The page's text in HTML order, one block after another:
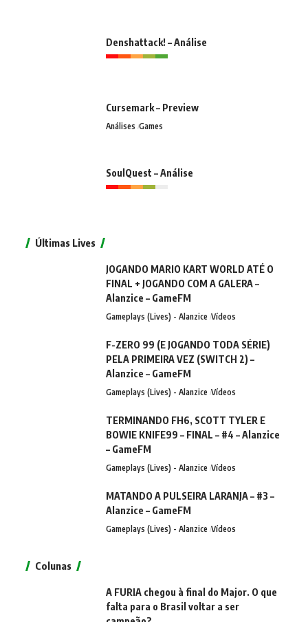
Denshattack! – Análise
Cursemark – Preview
Análises Games
SoulQuest – Análise
Últimas Lives
JOGANDO MARIO KART WORLD ATÉ O
FINAL + JOGANDO COM A GALERA –
Alanzice – GameFM
Gameplays (Lives) - Alanzice Vídeos
F-ZERO 99 (E JOGANDO TODA SÉRIE)
PELA PRIMEIRA VEZ (SWITCH 2) –
Alanzice – GameFM
Gameplays (Lives) - Alanzice Vídeos
TERMINANDO FH6, SCOTT TYLER E
BOWIE KNIFE99 – FINAL – #4 – Alanzice
– GameFM
Gameplays (Lives) - Alanzice Vídeos
MATANDO A PULSEIRA LARANJA – #3 –
Alanzice – GameFM
Gameplays (Lives) - Alanzice Vídeos
Colunas
A FURIA chegou à final do Major. O que
falta para o Brasil voltar a ser